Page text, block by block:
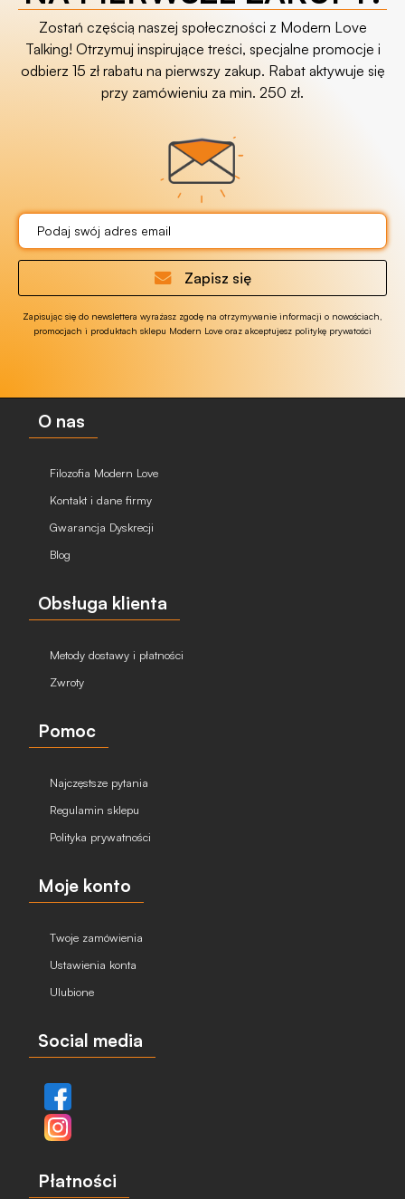
Zostań częścią naszej społeczności z Modern Love
Talking! Otrzymuj inspirujące treści, specjalne promocje i
odbierz 15 zł rabatu na pierwszy zakup. Rabat aktywuje się
przy zamówieniu za min. 250 zł.
Zapisz się
Zapisując się do newslettera wyrażasz zgodę na otrzymywanie informacji o nowościach,
promocjach i produktach sklepu Modern Love oraz akceptujesz politykę prywatości
O nas
Filozofia Modern Love
Kontakt i dane firmy
Gwarancja Dyskrecji
Blog
Obsługa klienta
Metody dostawy i płatności
Zwroty
Pomoc
Najczęstsze pytania
Regulamin sklepu
Polityka prywatności
Moje konto
Twoje zamówienia
Ustawienia konta
Ulubione
Social media
Płatności